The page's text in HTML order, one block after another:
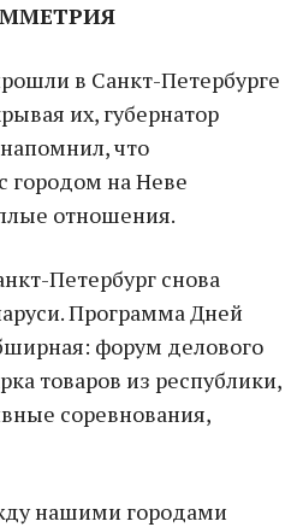
в Санкт-Петербурге
их, губернатор
что
городом на Неве
отношения.
Петербург снова
Программа Дней
форум делового
товаров из республики,
соревнования,
нашими городами